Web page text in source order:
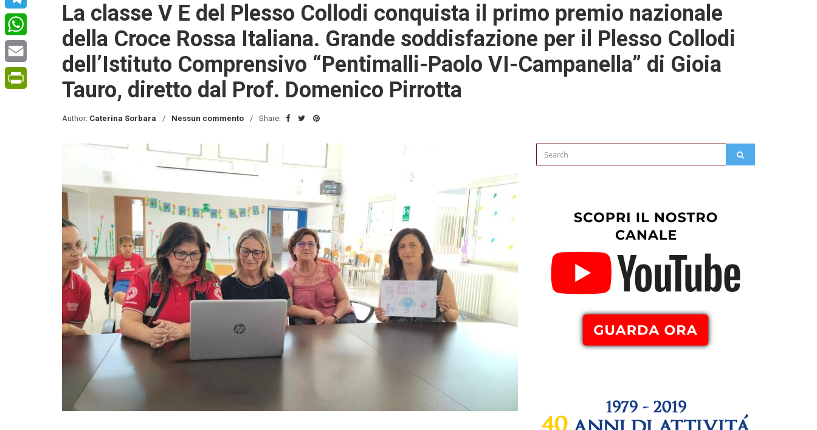
Telegram
WhatsApp
Email
La classe V E del Plesso Collodi conquista il primo premio nazionale
della Croce Rossa Italiana. Grande soddisfazione per il Plesso Collodi
dell’Istituto Comprensivo “Pentimalli-Paolo VI-Campanella” di Gioia
Tauro, diretto dal Prof. Domenico Pirrotta
Author: Caterina Sorbara Nessun commento Share:
Search
for: